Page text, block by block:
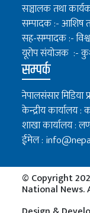
सञ्चालक तथा
सम्पादक :- आशिष
सह-सम्पादक :-
यूरोप संयोजक :-
सम्पर्क
नेपालसंसार मिडिया
केन्द्रीय कार्यालय :
शाखा कार्यालय :
ईमेल :
© Copyright
National News.